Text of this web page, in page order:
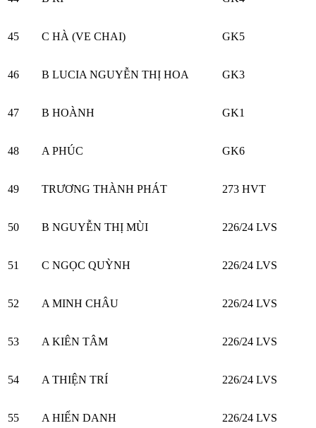
45 C HÀ (VE CHAI) GK5
46 B LUCIA NGUYỄN THỊ HOA GK3
47 B HOÀNH GK1
48 A PHÚC GK6
49 TRƯƠNG THÀNH PHÁT 273 HVT
50 B NGUYỄN THỊ MÙI 226/24 LVS
51 C NGỌC QUỲNH 226/24 LVS
52 A MINH CHÂU 226/24 LVS
53 A KIÊN TÂM 226/24 LVS
54 A THIỆN TRÍ 226/24 LVS
55 A HIỂN DANH 226/24 LVS